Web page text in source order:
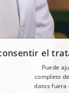
el
Puede
completo
datos fuera